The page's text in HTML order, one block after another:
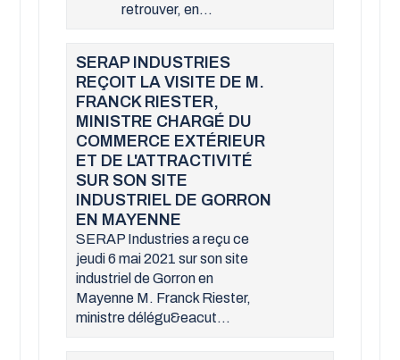
retrouver, en...
SERAP INDUSTRIES
REÇOIT LA VISITE DE M.
FRANCK RIESTER,
MINISTRE CHARGÉ DU
COMMERCE EXTÉRIEUR
ET DE L'ATTRACTIVITÉ
SUR SON SITE
INDUSTRIEL DE GORRON
EN MAYENNE
SERAP Industries a reçu ce
jeudi 6 mai 2021 sur son site
industriel de Gorron en
Mayenne M. Franck Riester,
ministre délégu&eacut...